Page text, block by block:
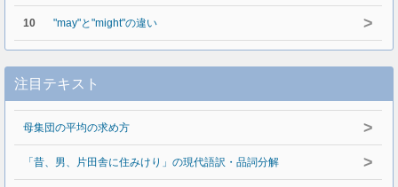
10 "may"と"might"の違い >
注目テキスト
母集団の平均の求め方 >
「昔、男、片田舎に住みけり」の現代語訳・品詞分解 >